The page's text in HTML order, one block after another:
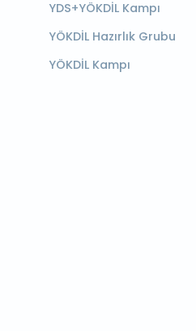
YDS+YÖKDİL Kampı
YÖKDİL Hazırlık Grubu
YÖKDİL Kampı